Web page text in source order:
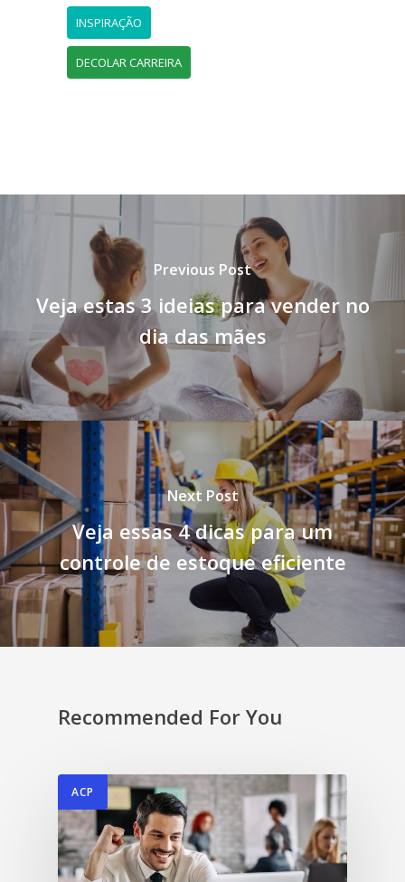
INSPIRAÇÃO
DECOLAR CARREIRA
Previous Post
Veja estas 3 ideias para vender no
dia das mães
Next Post
Veja essas 4 dicas para um
controle de estoque eficiente
Recommended For You
ACP